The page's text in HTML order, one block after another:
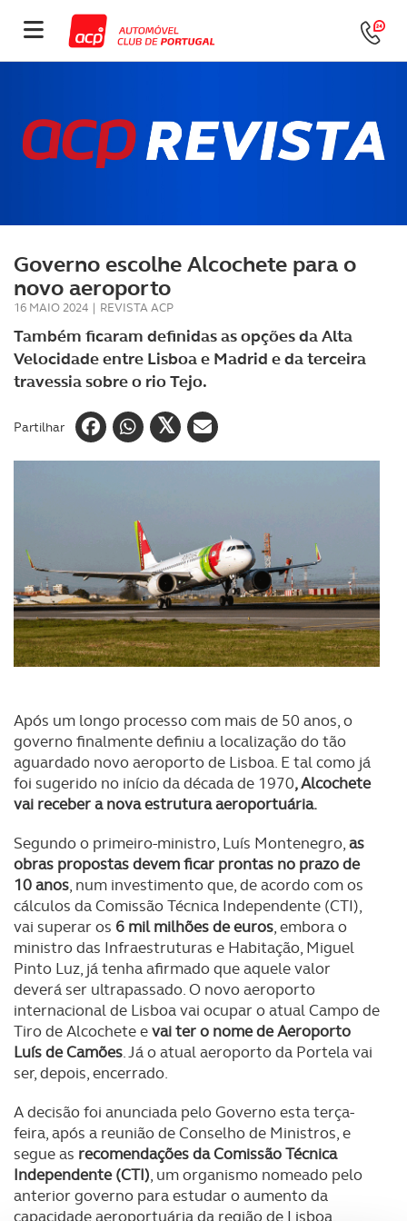
Governo escolhe Alcochete para o
novo aeroporto
16 MAIO 2024 | REVISTA ACP
Também ficaram definidas as opções da Alta
Velocidade entre Lisboa e Madrid e da terceira
travessia sobre o rio Tejo.
Partilhar
Após um longo processo com mais de 50 anos, o
governo finalmente definiu a localização do tão
aguardado novo aeroporto de Lisboa. E tal como já
foi sugerido no início da década de 1970, Alcochete
vai receber a nova estrutura aeroportuária.
Segundo o primeiro-ministro, Luís Montenegro,as
obras propostas devem ficar prontas no prazo de
10 anos, num investimento que, de acordo com os
cálculos da Comissão Técnica Independente (CTI),
vai superar os 6 mil milhões de euros, embora o
ministro das Infraestruturas e Habitação, Miguel
Pinto Luz, já tenha afirmado que aquele valor
deverá ser ultrapassado. O novo aeroporto
internacional de Lisboa vai ocupar o atual Campo de
Tiro de Alcochete evai ter o nome de Aeroporto
Luís de Camões. Já o atual aeroporto da Portela vai
ser, depois, encerrado.
A decisão foi anunciada pelo Governo esta terça-
feira, após a reunião de Conselho de Ministros, e
segue as recomendações da Comissão Técnica
Independente (CTI), um organismo nomeado pelo
anterior governo para estudar o aumento da
capacidade aeroportuária da região de Lisboa.